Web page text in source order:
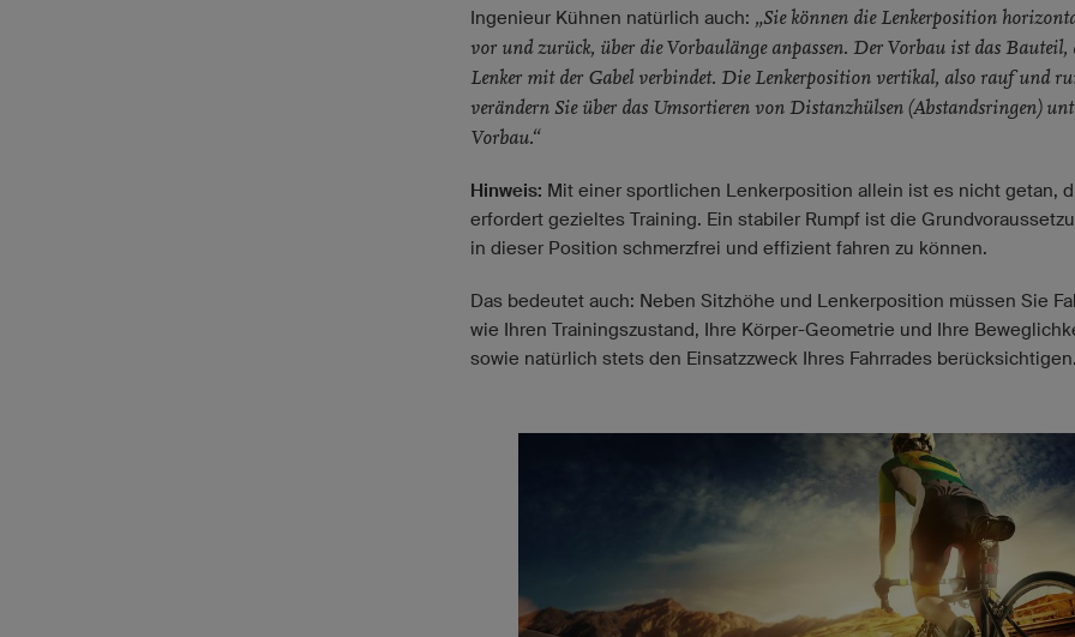
Ingenieur Kühnen natürlich auch: „Sie können die Lenkerposition
vor und zurück, über die Vorbaulänge anpassen. Der Vorbau ist das Bauteil,
Lenker mit der Gabel verbindet. Die Lenkerposition vertikal, also rauf und
verändern Sie über das Umsortieren von Distanzhülsen (Abstandsringen)
Vorbau.“
Hinweis: Mit einer sportlichen Lenkerposition allein ist es nicht getan,
erfordert gezieltes Training. Ein stabiler Rumpf ist die
in dieser Position schmerzfrei und effizient fahren zu können.
Das bedeutet auch: Neben Sitzhöhe und Lenkerposition müssen Sie
wie Ihren Trainingszustand, Ihre Körper-Geometrie und Ihre
sowie natürlich stets den Einsatzzweck Ihres Fahrrades berücksichtigen.